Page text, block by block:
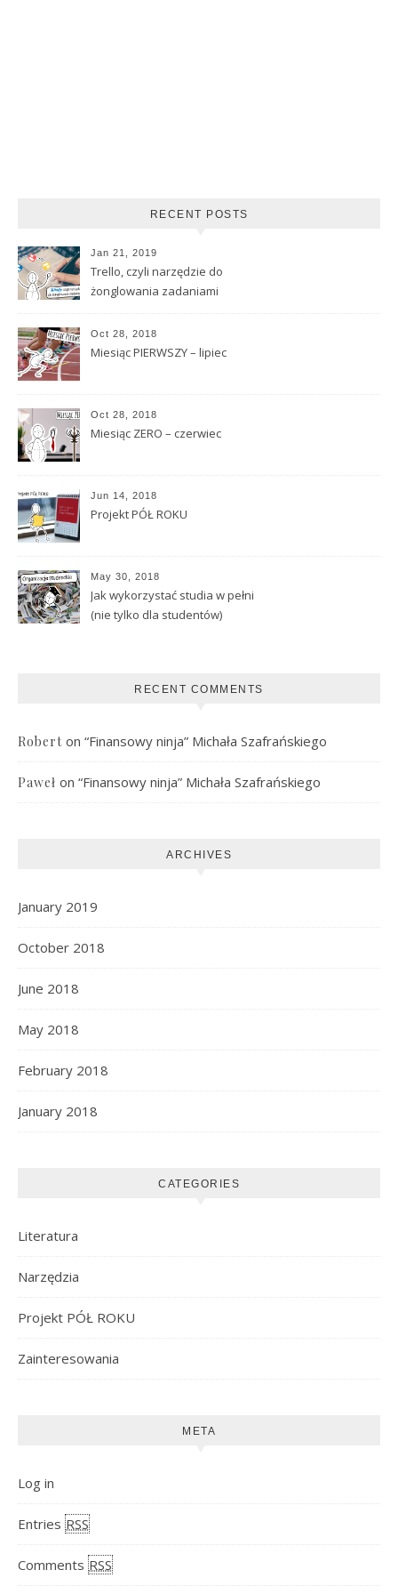
RECENT POSTS
Jan 21, 2019
Trello, czyli narzędzie do
żonglowania zadaniami
Oct 28, 2018
Miesiąc PIERWSZY – lipiec
Oct 28, 2018
Miesiąc ZERO – czerwiec
Jun 14, 2018
Projekt PÓŁ ROKU
May 30, 2018
Jak wykorzystać studia w pełni
(nie tylko dla studentów)
RECENT COMMENTS
Robert on “Finansowy ninja” Michała Szafrańskiego
Paweł on “Finansowy ninja” Michała Szafrańskiego
ARCHIVES
January 2019
October 2018
June 2018
May 2018
February 2018
January 2018
CATEGORIES
Literatura
Narzędzia
Projekt PÓŁ ROKU
Zainteresowania
META
Log in
Entries RSS
Comments RSS